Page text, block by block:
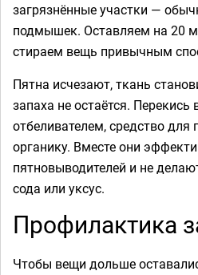
загрязнённые участки —
подмышек. Оставляем на 20
стираем вещь привычным
Пятна исчезают, ткань
запаха не остаётся.
отбеливателем, средство
органику. Вместе они
пятновыводителей и не
сода или уксус.
Профилактика
Чтобы вещи дольше